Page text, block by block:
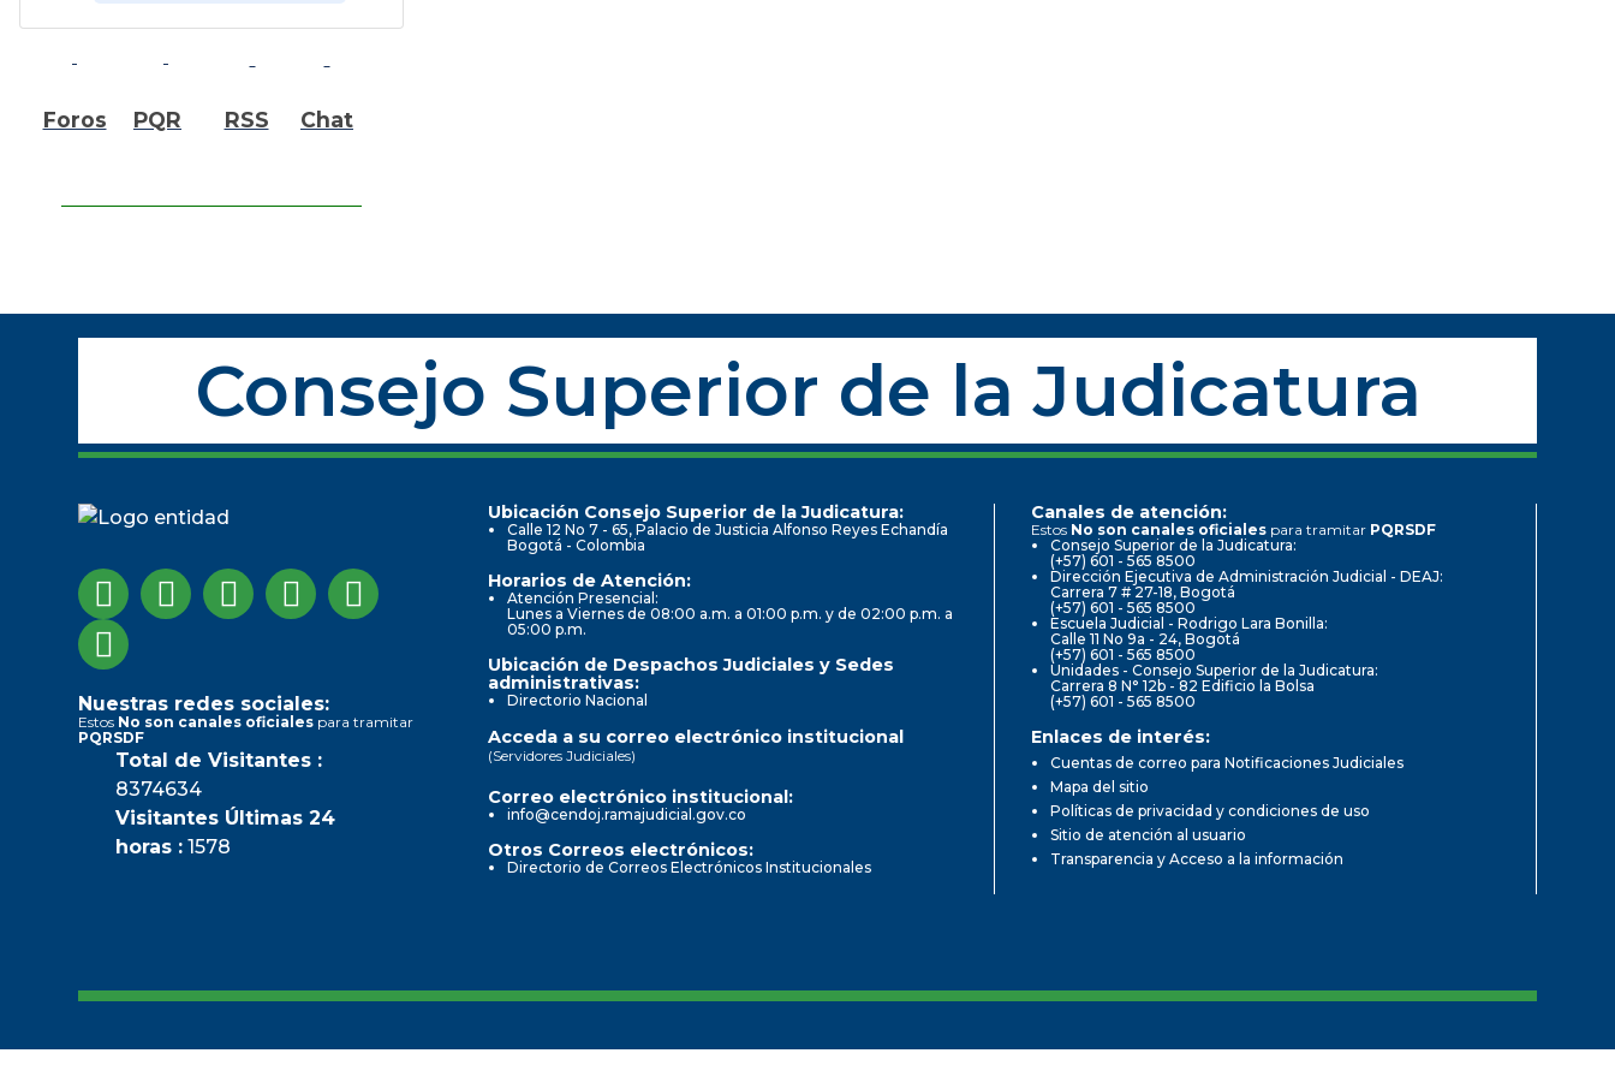
Foros PQR RSS Chat
Consejo Superior de la Judicatura
Nuestras redes sociales:
Estos No son canales oficiales para tramitar
PQRSDF
Total de Visitantes :
8374634
Visitantes Últimas 24
horas : 1578
Ubicación Consejo Superior de la Judicatura:
Calle 12 No 7 - 65, Palacio de Justicia Alfonso Reyes Echandía
Bogotá - Colombia
Horarios de Atención:
Atención Presencial:
Lunes a Viernes de 08:00 a.m. a 01:00 p.m. y de 02:00 p.m. a
05:00 p.m.
Ubicación de Despachos Judiciales y Sedes
administrativas:
Directorio Nacional
Canales de atención:
Estos No son canales oficiales para tramitar PQRSDF
Consejo Superior de la Judicatura:
(+57) 601 - 565 8500
Dirección Ejecutiva de Administración Judicial - DEAJ:
Carrera 7 # 27-18, Bogotá
(+57) 601 - 565 8500
Escuela Judicial - Rodrigo Lara Bonilla:
Calle 11 No 9a - 24, Bogotá
(+57) 601 - 565 8500
Unidades - Consejo Superior de la Judicatura:
Carrera 8 N° 12b - 82 Edificio la Bolsa
(+57) 601 - 565 8500
Acceda a su correo electrónico institucional
(Servidores Judiciales)
Correo electrónico institucional:
info@cendoj.ramajudicial.gov.co
Otros Correos electrónicos:
Directorio de Correos Electrónicos Institucionales
Enlaces de interés:
Cuentas de correo para Notificaciones Judiciales
Mapa del sitio
Políticas de privacidad y condiciones de uso
Sitio de atención al usuario
Transparencia y Acceso a la información